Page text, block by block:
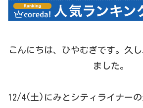
こんにちは、ひやむぎです。久
ました。
12/4(土)にみとシティライナー